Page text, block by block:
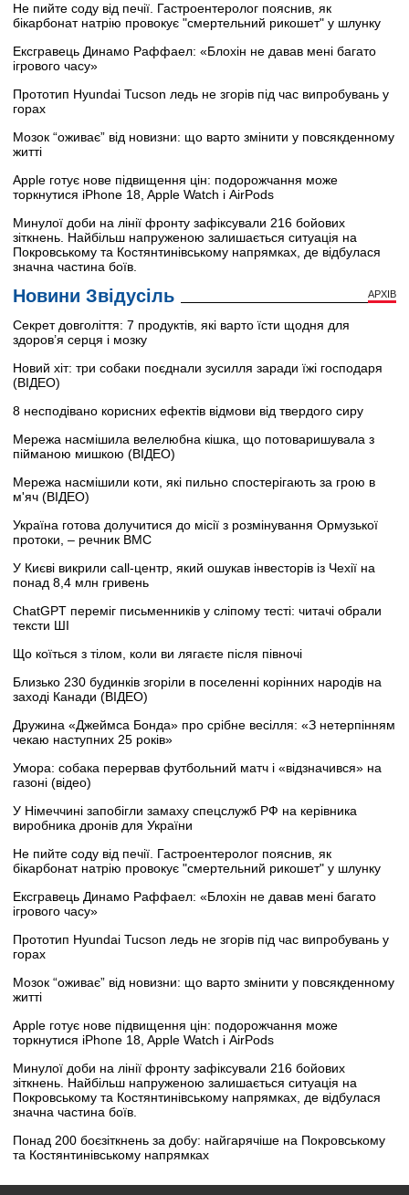
Не пийте соду від печії. Гастроентеролог пояснив, як
бікарбонат натрію провокує "смертельний рикошет" у шлунку
Ексгравець Динамо Раффаел: «Блохін не давав мені багато
ігрового часу»
Прототип Hyundai Tucson ледь не згорів під час випробувань у
горах
Мозок “оживає” від новизни: що варто змінити у повсякденному
житті
Apple готує нове підвищення цін: подорожчання може
торкнутися iPhone 18, Apple Watch і AirPods
Минулої доби на лінії фронту зафіксували 216 бойових
зіткнень. Найбільш напруженою залишається ситуація на
Покровському та Костянтинівському напрямках, де відбулася
значна частина боїв.
Новини Звідусіль АРХІВ
Секрет довголіття: 7 продуктів, які варто їсти щодня для
здоров’я серця і мозку
Новий хіт: три собаки поєднали зусилля заради їжі господаря
(ВІДЕО)
8 несподівано корисних ефектів відмови від твердого сиру
Мережа насмішила велелюбна кішка, що потоваришувала з
пійманою мишкою (ВІДЕО)
Мережа насмішили коти, які пильно спостерігають за грою в
м'яч (ВІДЕО)
Україна готова долучитися до місії з розмінування Ормузької
протоки, – речник ВМС
У Києві викрили call-центр, який ошукав інвесторів із Чехії на
понад 8,4 млн гривень
ChatGPT переміг письменників у сліпому тесті: читачі обрали
тексти ШІ
Що коїться з тілом, коли ви лягаєте після півночі
Близько 230 будинків згоріли в поселенні корінних народів на
заході Канади (ВІДЕО)
Дружина «Джеймса Бонда» про срібне весілля: «З нетерпінням
чекаю наступних 25 років»
Умора: собака перервав футбольний матч і «відзначився» на
газоні (відео)
У Німеччині запобігли замаху спецслужб РФ на керівника
виробника дронів для України
Не пийте соду від печії. Гастроентеролог пояснив, як
бікарбонат натрію провокує "смертельний рикошет" у шлунку
Ексгравець Динамо Раффаел: «Блохін не давав мені багато
ігрового часу»
Прототип Hyundai Tucson ледь не згорів під час випробувань у
горах
Мозок “оживає” від новизни: що варто змінити у повсякденному
житті
Apple готує нове підвищення цін: подорожчання може
торкнутися iPhone 18, Apple Watch і AirPods
Минулої доби на лінії фронту зафіксували 216 бойових
зіткнень. Найбільш напруженою залишається ситуація на
Покровському та Костянтинівському напрямках, де відбулася
значна частина боїв.
Понад 200 боєзіткнень за добу: найгарячіше на Покровському
та Костянтинівському напрямках